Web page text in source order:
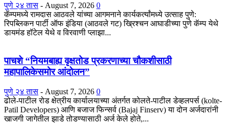
पुणे २४ तास - August 7, 2026 0
कॅम्पमध्ये रामदास आठवले यांच्या आगमनाने कार्यकर्त्यांमध्ये उत्साह पुणे:
रिपब्लिकन पार्टी ऑफ इंडिया (आठवले गट) ख्रिश्चन आघाडीच्या पुणे कॅम्प येथे
डायमंड हॉटेल येथे व विरवाणी प्लाझा...
पाचशे “नियमबाह्य वृक्षतोड प्रकरणाच्या चौकशीसाठी
महापालिकेसमोर आंदोलन”
पुणे २४ तास - August 7, 2026 0
ढोले-पाटील रोड क्षेत्रीय कार्यालयाच्या अंतर्गत कोलते-पाटील डेव्हलपर्स (kolte-
Patil Developers) आणि बजाज फिन्सर्व (Bajaj Finserv) या दोन अर्जदारांनी
खाजगी जागेतील झाडे तोडण्यासाठी अर्ज केले होते,...